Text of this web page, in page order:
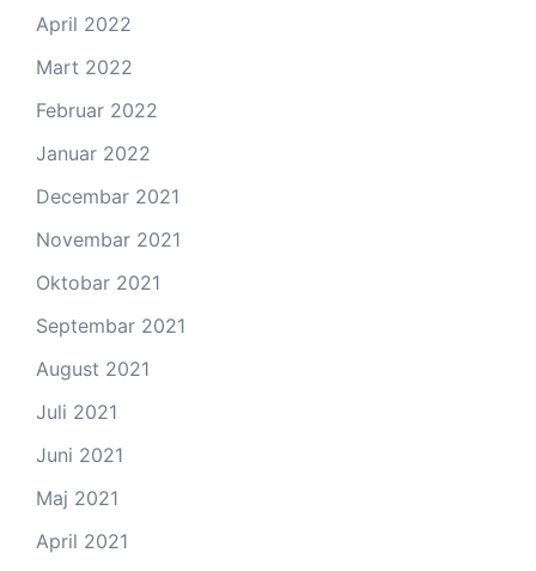
April 2022
Mart 2022
Februar 2022
Januar 2022
Decembar 2021
Novembar 2021
Oktobar 2021
Septembar 2021
August 2021
Juli 2021
Juni 2021
Maj 2021
April 2021